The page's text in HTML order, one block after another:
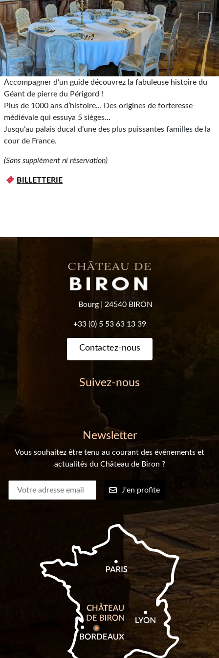
Accompagner d’un guide découvrez la fabuleuse histoire du
Géant de pierre du Périgord !
Plus de 1000 ans d’histoire… Des origines de forteresse
médiévale qui essuya 5 sièges…
Jusqu’au palais ducal d’une des plus puissantes familles de la
cour de France.
(Sans supplément ni réservation)
BILLETTERIE
Bourg 24540 BIRON
+33 (0) 5 53 63 13 39
Contactez-nous
Suivez-nous
Newsletter
Vous souhaitez être tenu au courant des événements et
actualités du Château de Biron ?
J'en profite